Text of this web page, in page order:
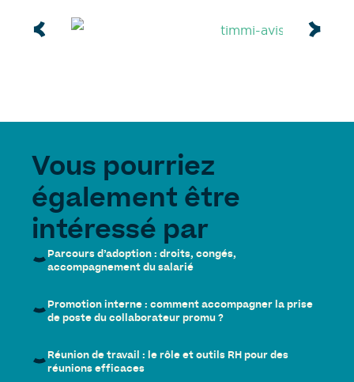
Vous pourriez
également être
intéressé par
Parcours d’adoption : droits, congés,
accompagnement du salarié
Promotion interne : comment accompagner la prise
de poste du collaborateur promu ?
Réunion de travail : le rôle et outils RH pour des
réunions efficaces